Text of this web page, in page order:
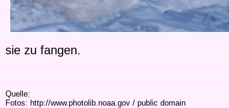
sie zu fangen.
Quelle:
Fotos: http://www.photolib.noaa.gov / public domain